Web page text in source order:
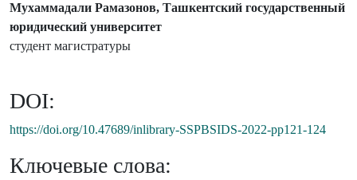
Мухаммадали Рамазонов, Ташкентский государственный
юридический университет
студент магистратуры
DOI:
https://doi.org/10.47689/inlibrary-SSPBSIDS-2022-pp121-124
Ключевые слова: